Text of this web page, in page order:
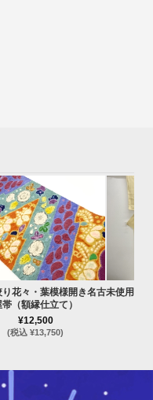
り花々・葉模様開き名古
帯（額縁仕立て）
¥12,500
(税込 ¥13,750)
未使用品